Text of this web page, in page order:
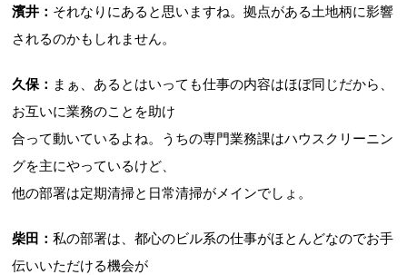
濱井： それなりにあると思いますね。拠点がある土地柄に影響
されるのかもしれません。
久保： まぁ、あるとはいっても仕事の内容はほぼ同じだから、
お互いに業務のことを助け
合って動いているよね。うちの専門業務課はハウスクリーニン
グを主にやっているけど、
他の部署は定期清掃と日常清掃がメインでしょ。
柴田：私の部署は、都心のビル系の仕事がほとんどなのでお手
伝いいただける機会が